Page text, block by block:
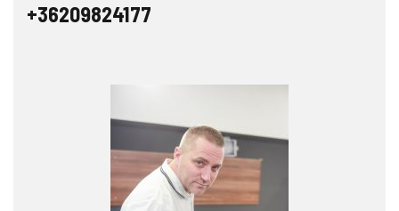
+36209824177